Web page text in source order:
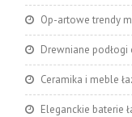
Op-artowe trendy
Drewniane
Ceramika i meble
Eleganckie baterie